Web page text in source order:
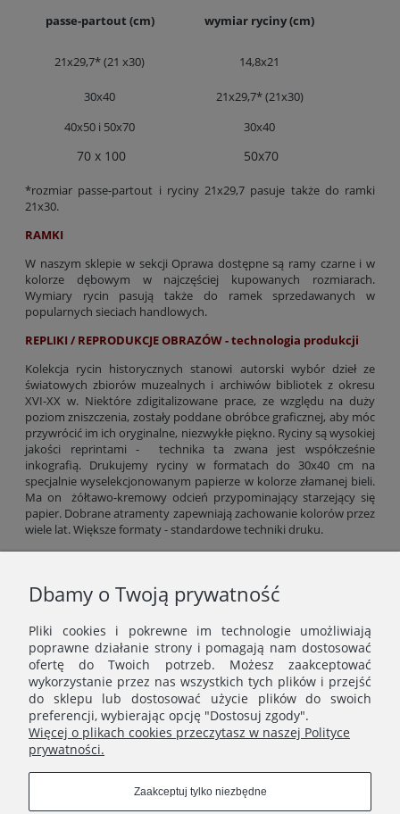
passe-partout (cm)
wymiar ryciny (cm)
21x29,7* (21 x30) 14,8x21
30x40
21x29,7* (21x30)
40x50 i 50x70
30x40
70 x 100 50x70
*rozmiar passe-partout i ryciny 21x29,7 pasuje także do ramki
21x30.
RAMKI
W naszym sklepie w sekcji Oprawa dostępne są ramy czarne i w
kolorze dębowym w najczęściej kupowanych rozmiarach.
Wymiary rycin pasują także do ramek sprzedawanych w
popularnych sieciach handlowych.
REPLIKI / REPRODUKCJE OBRAZÓW - technologia produkcji
Kolekcja rycin historycznych stanowi autorski wybór dzieł ze
światowych zbiorów muzealnych i archiwów bibliotek z okresu
XVI-XX w. Niektóre zdigitalizowane prace, ze względu na duży
poziom zniszczenia, zostały poddane obróbce graficznej, aby móc
przywrócić im ich oryginalne, niezwykłe piękno. Ryciny są wysokiej
jakości reprintami - technika ta zwana jest współcześnie
inkografią. Drukujemy ryciny w formatach do 30x40 cm na
specjalnie wyselekcjonowanym papierze w kolorze złamanej bieli.
Ma on żółtawo-kremowy odcień przypominający starzejący się
papier. Dobrane atramenty zapewniają zachowanie kolorów przez
wiele lat. Większe formaty - standardowe techniki druku.
Odbiór kolorów rycin zależy od ustawień jasności ekranu, dlatego
prezentowanej na zdjęciach.
MENU
Dbamy o Twoją prywatność
Pliki cookies i pokrewne im technologie umożliwiają
poprawne działanie strony i pomagają nam dostosować
ofertę do Twoich potrzeb. Możesz zaakceptować
wykorzystanie przez nas wszystkich tych plików i przejść
do sklepu lub dostosować użycie plików do swoich
preferencji, wybierając opcję "Dostosuj zgody".
Więcej o plikach cookies przeczytasz w naszej Polityce
prywatności.
Zaakceptuj tylko niezbędne